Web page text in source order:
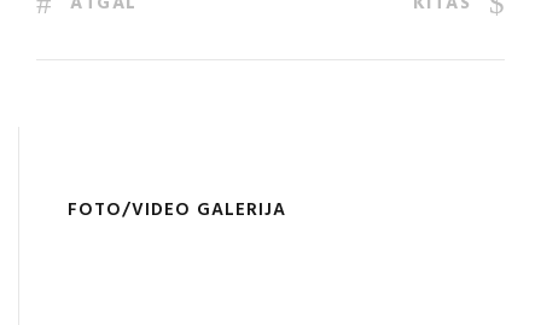
FOTO/VIDEO GALERIJA